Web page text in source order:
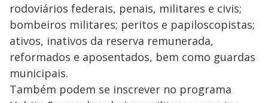
rodoviários federais, penais, militares e civis;
bombeiros militares; peritos e papiloscopistas;
ativos, inativos da reserva remunerada,
reformados e aposentados, bem como guardas
municipais.
Também podem se inscrever no programa